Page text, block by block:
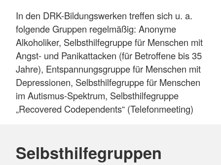
In den DRK-Bildungswerken treffen sich u. a.
folgende Gruppen regelmäßig: Anonyme
Alkoholiker, Selbsthilfegruppe für Menschen mit
Angst- und Panikattacken (für Betroffene bis 35
Jahre), Entspannungsgruppe für Menschen mit
Depressionen, Selbsthilfegruppe für Menschen
im Autismus-Spektrum, Selbsthilfegruppe
„Recovered Codependents“ (Telefonmeeting)
Selbsthilfegruppen